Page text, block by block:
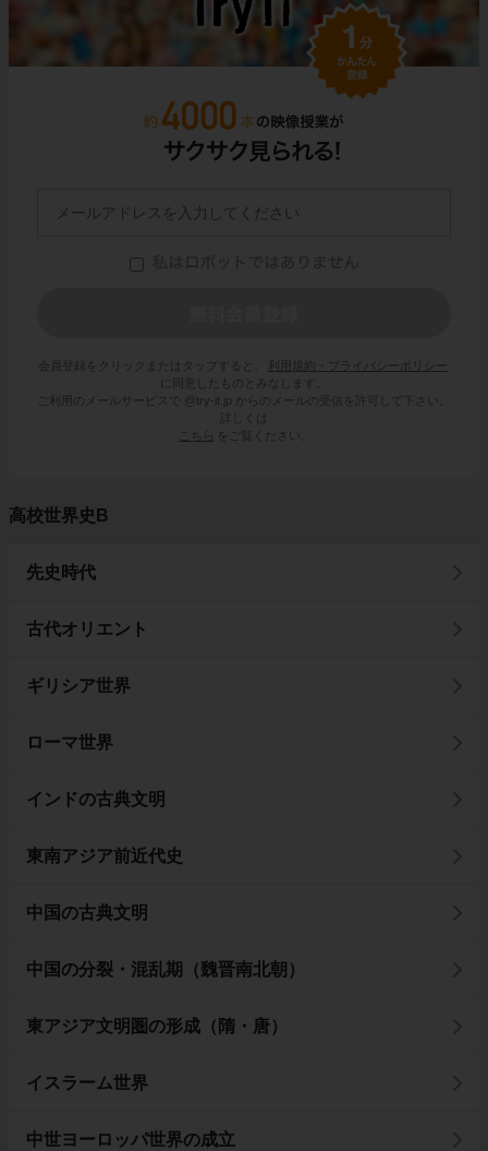
会員登録をクリックまたはタップすると、
利用規約・プライバシーポリシー
に同意したものとみなします。
ご利用のメールサービスで @try-it.jp からのメールの受信を許可して下さい。
詳しくは
こちら
をご覧ください。
高校世界史B
先史時代
古代オリエント
ギリシア世界
ローマ世界
インドの古典文明
東南アジア前近代史
中国の古典文明
中国の分裂・混乱期（魏晋南北朝）
東アジア文明圏の形成（隋・唐）
イスラーム世界
中世ヨーロッパ世界の成立